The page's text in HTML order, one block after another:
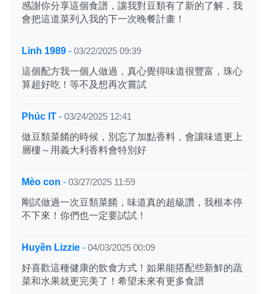
感謝你分享這個食譜，讓我對豆類有了新的了解，我
會把這道菜列入我的下一次晚餐計畫！
Linh 1989 - 03/22/2025 09:39
這個配方我一個人做過，真心覺得味道很豐富，珠心
算超好吃！等不及想再次嘗試
Phúc IT - 03/24/2025 12:41
做豆類菜餚的時候，別忘了加點香料，會讓味道更上
層樓～用義大利香料會特別好
Mèo con - 03/27/2025 11:59
剛試做過一次豆類菜餚，味道真的超級讚，我根本停
不下來！你們也一定要試試！
Huyền Lizzie - 04/03/2025 00:09
好喜歡這種健康的飲食方式！如果能搭配些新鮮的蔬
菜和水果就更完美了！希望未來有更多食譜